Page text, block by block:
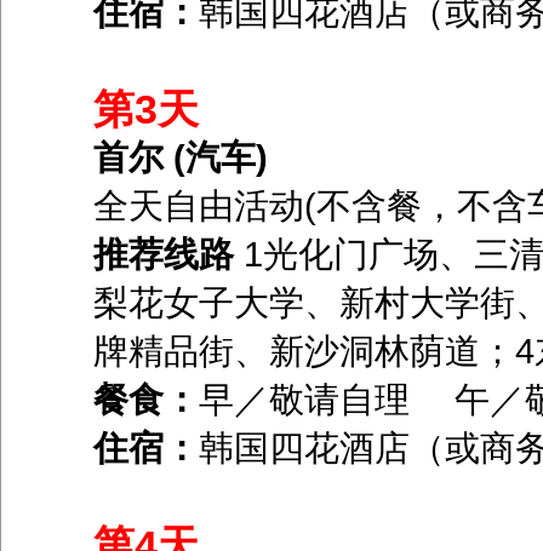
住宿： 韩国四花酒店（或商
第3天
首尔 (汽车)
全天自由活动(不含餐，不含
推荐线路1光化门广场、三
梨花女子大学、新村大学街
牌精品街、新沙洞林荫道；
餐食： 早／敬请自理 午
住宿： 韩国四花酒店（或商